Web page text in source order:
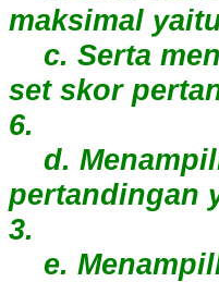
maksimal
c. Serta
set skor
6.
d.
pertandingan
3.
e.